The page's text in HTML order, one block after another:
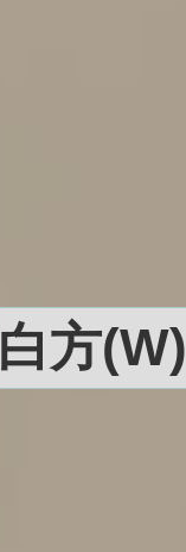
白方(W)